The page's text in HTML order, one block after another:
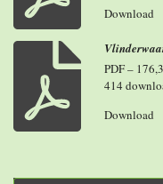
Download
PDF –
414
Download